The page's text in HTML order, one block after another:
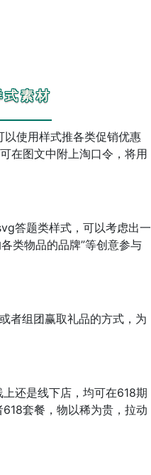
素材
以使用样式推各类促销优惠
在图文中附上淘口令，将用
答题类样式，可以考虑出一
类物品的品牌”等创意参与
者组团赢取礼品的方式，为
还是线下店，均可在618期
套餐，物以稀为贵，拉动